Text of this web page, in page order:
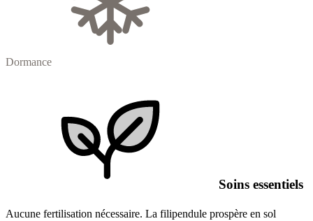
Dormance
Soins essentiels
Aucune fertilisation nécessaire. La filipendule prospère en sol